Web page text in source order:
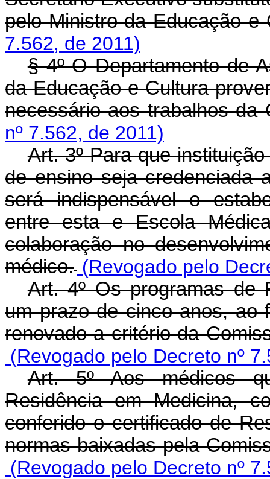
pelo Ministro da Educação e
7.562, de 2011)
§ 4º O Departamento de
da Educação e Cultura
necessário aos trabalhos da
nº 7.562, de 2011)
Art. 3º Para que
de ensino seja credenciada
será indispensável o
entre esta e Escola
colaboração no
médico. (Revogado pelo
Art. 4º Os programas de
um prazo de cinco anos, ao
renovado a critério da
(Revogado pelo Decreto nº
Art. 5º Aos médicos
Residência em Medicina,
conferido o certificado de
normas baixadas pela
(Revogado pelo Decreto nº